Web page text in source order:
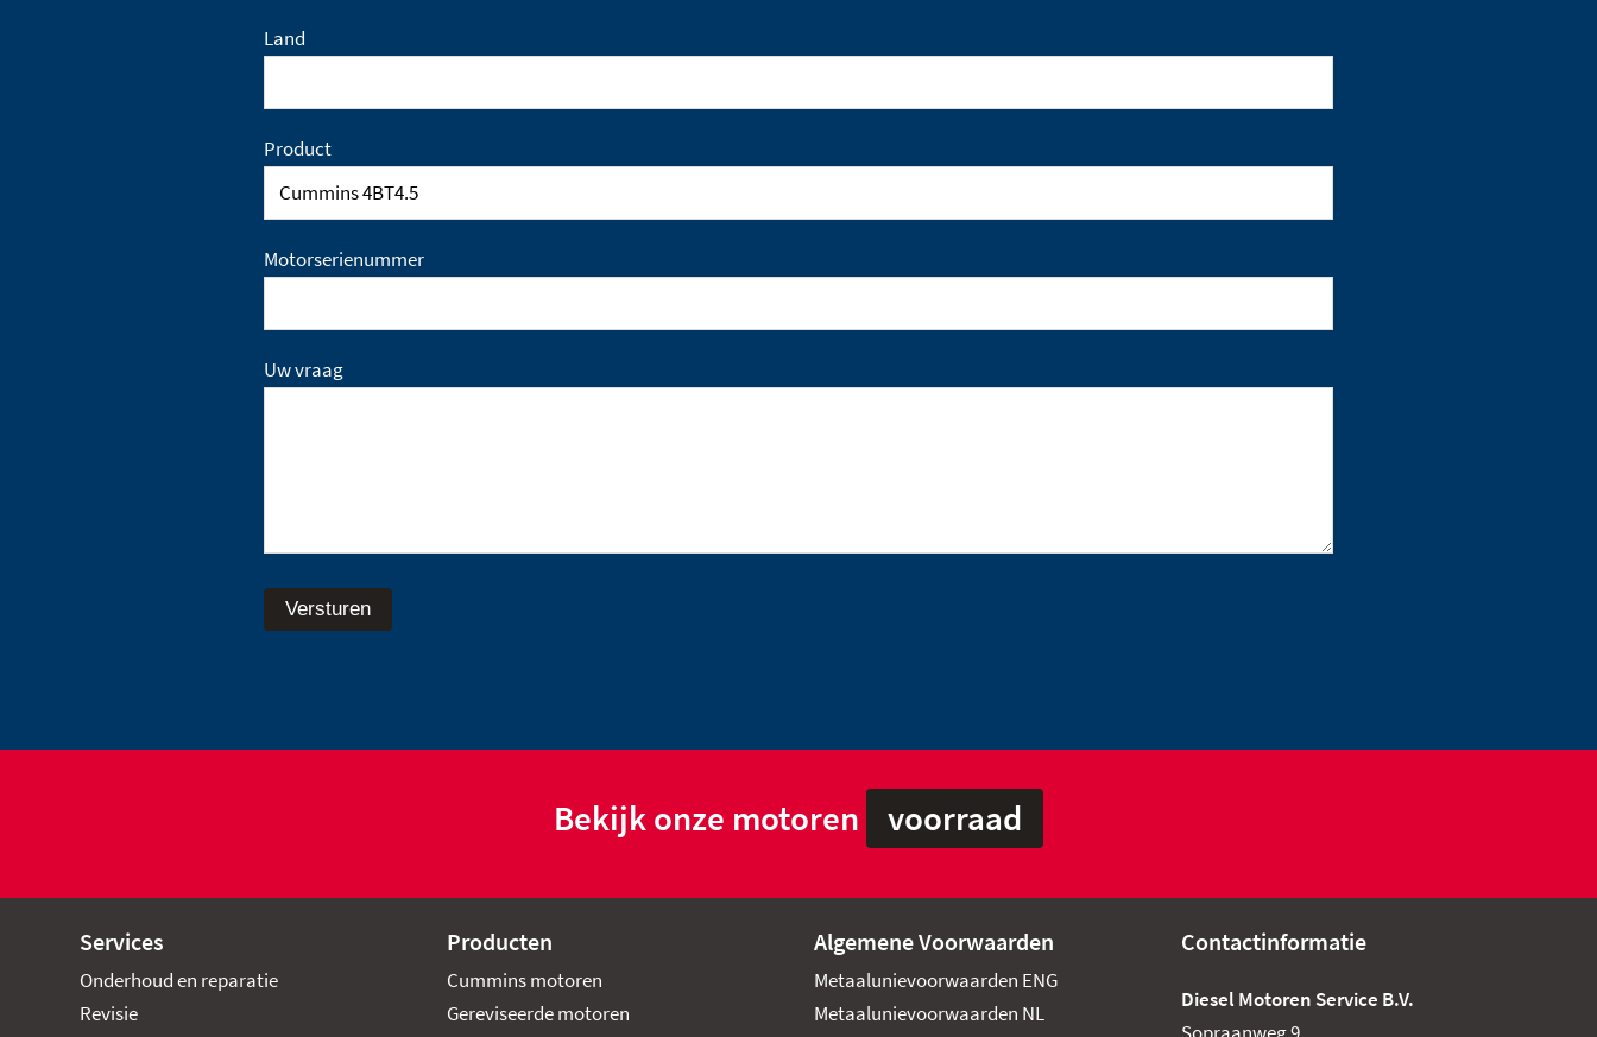
Land
Product
Motorserienummer
Uw vraag
Versturen
Bekijk onze motoren voorraad
Services
Onderhoud en reparatie
Revisie
Producten
Cummins motoren
Gereviseerde motoren
Algemene Voorwaarden
Metaalunievoorwaarden ENG
Metaalunievoorwaarden NL
Contactinformatie
Diesel Motoren Service B.V.